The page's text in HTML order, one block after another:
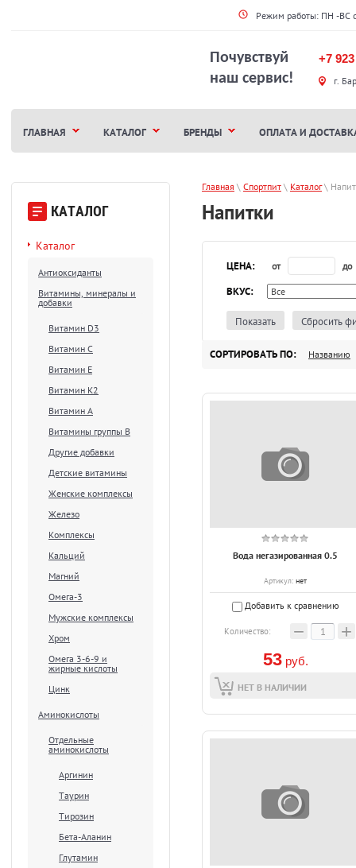
Режим работы: ПН -ВС
Почувствуй
наш сервис!
+7
г.
ГЛАВНАЯ КАТАЛОГ БРЕНДЫ ОПЛАТА И
КАТАЛОГ
Каталог
Антиоксиданты
Витамины, минералы и
добавки
Витамин D3
Витамин С
Витамин Е
Витамин К2
Витамин А
Витамины группы В
Другие добавки
Детские витамины
Женские комплексы
Железо
Комплексы
Кальций
Магний
Омега-3
Мужские комплексы
Хром
Омега 3-6-9 и
жирные кислоты
Цинк
Аминокислоты
Отдельные
аминокислоты
Аргинин
Таурин
Тирозин
Бета-Аланин
Глутамин
Главная \ Спортпит \ Каталог \
Напитки
ЦЕНА: от до
ВКУС:
Показать Сбросить
СОРТИРОВАТЬ ПО: Названию
Вода негазированная 0.5
Артикул: нет
Добавить к сравнению
Количество: − +
53руб.
НЕТ В НАЛИЧИИ